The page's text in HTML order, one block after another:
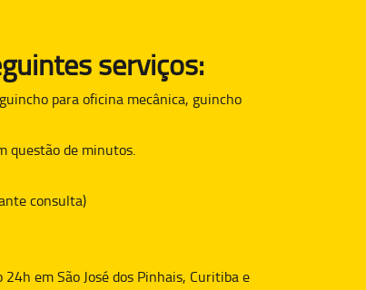
serviços:
para oficina mecânica, guincho
questão de minutos.
consulta)
em São José dos Pinhais, Curitiba e